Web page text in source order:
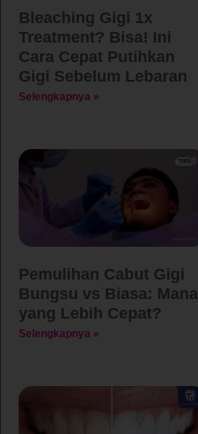
Bleaching Gigi 1x
Treatment? Bisa! Ini
Cara Cepat Putihkan
Gigi Sebelum Lebaran
Selengkapnya »
Pemulihan Cabut Gigi
Bungsu vs Biasa: Mana
yang Lebih Cepat?
Selengkapnya »